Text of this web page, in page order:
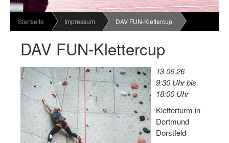
Passwort
Organisationsstruktur
News
Termine
Sportabzeichen
Downloadbereich
Newsletter Anmeldung
Stellenangebote SSB Dortmund
Startseite Impressum DAV FUN-Klettercup
DAV FUN-Klettercup
13.06.26
9:30 Uhr bis
18:00 Uhr
Kletterturm in
Dortmund
Dorstfeld